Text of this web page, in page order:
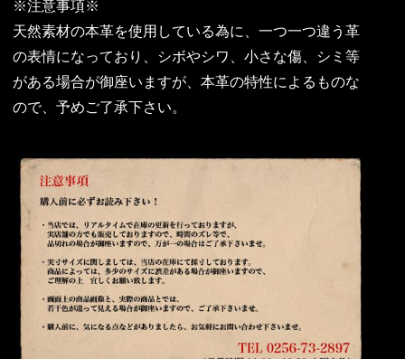
※注意事項※
天然素材の本革を使用している為に、一つ一つ違う革
の表情になっており、シボやシワ、小さな傷、シミ等
がある場合が御座いますが、本革の特性によるものな
ので、予めご了承下さい。